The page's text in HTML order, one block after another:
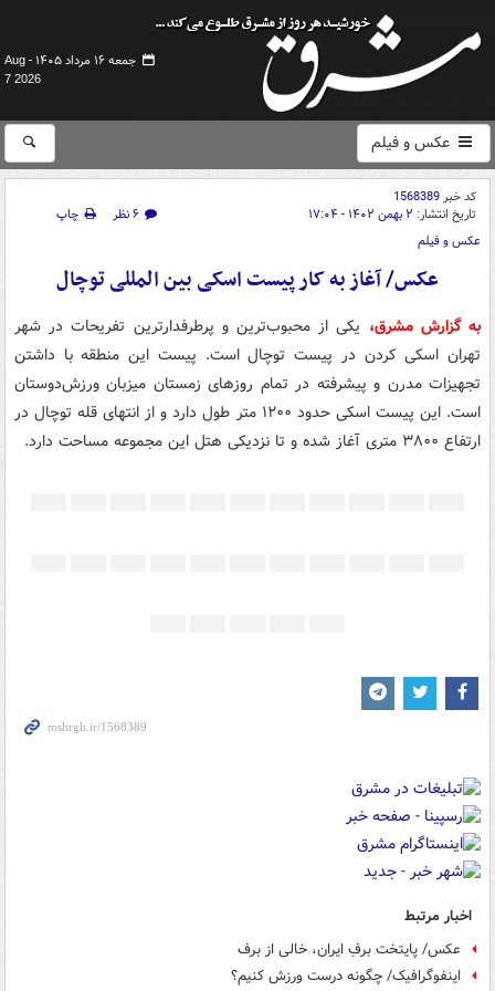
جمعه ۱۶ مرداد ۱۴۰۵ -
Aug
7 2026
عکس و فیلم
کد خبر1568389
تاریخ انتشار: ۲ بهمن ۱۴۰۲ - ۱۷:۰۴ ۶ نظر
چاپ
عکس و فیلم
عکس/ آغاز به کار پیست اسکی بین المللی توچال
به گزارش مشرق، یکی از محبوب‌ترین و پرطرفدارترین تفریحات در شهر
تهران اسکی کردن در پیست توچال است. پیست این منطقه با داشتن
تجهیزات مدرن و پیشرفته در تمام روزهای زمستان میزبان ورزش‌دوستان
است. این پیست اسکی حدود ۱۲۰۰ متر طول دارد و از انتهای قله توچال در
ارتفاع ۳۸۰۰ متری آغاز شده و تا نزدیکی هتل این مجموعه مساحت دارد.
اخبار مرتبط
عکس/ پایتخت برفِ ایران، خالی از برف
اینفوگرافیک/ چگونه درست ورزش کنیم؟